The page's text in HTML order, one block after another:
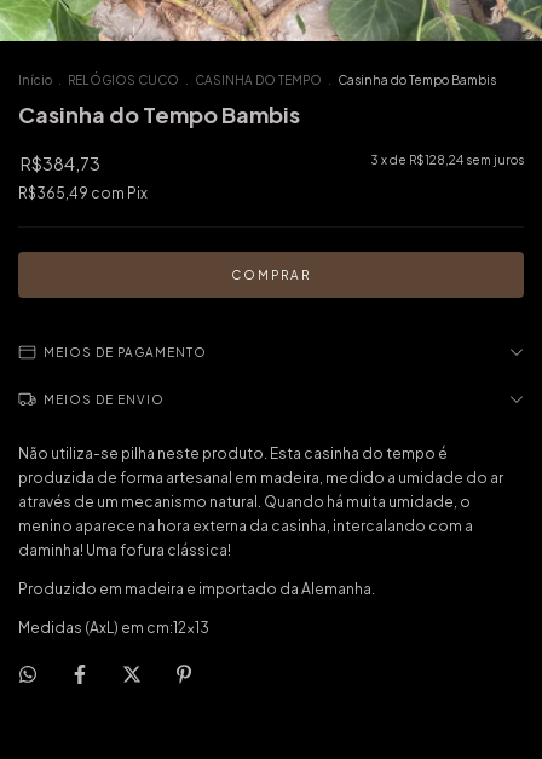
Início RELÓGIOS CUCO CASINHA DO TEMPO Casinha do Tempo Bambis
Casinha do Tempo Bambis
R$384,73 3 x de R$128,24 sem juros
R$365,49 com Pix
MEIOS DE PAGAMENTO
MEIOS DE ENVIO
Não utiliza-se pilha neste produto. Esta casinha do tempo é
produzida de forma artesanal em madeira, medido a umidade do ar
através de um mecanismo natural. Quando há muita umidade, o
menino aparece na hora externa da casinha, intercalando com a
daminha! Uma fofura clássica!
Produzido em madeira e importado da Alemanha.
Medidas (AxL) em cm:12x13